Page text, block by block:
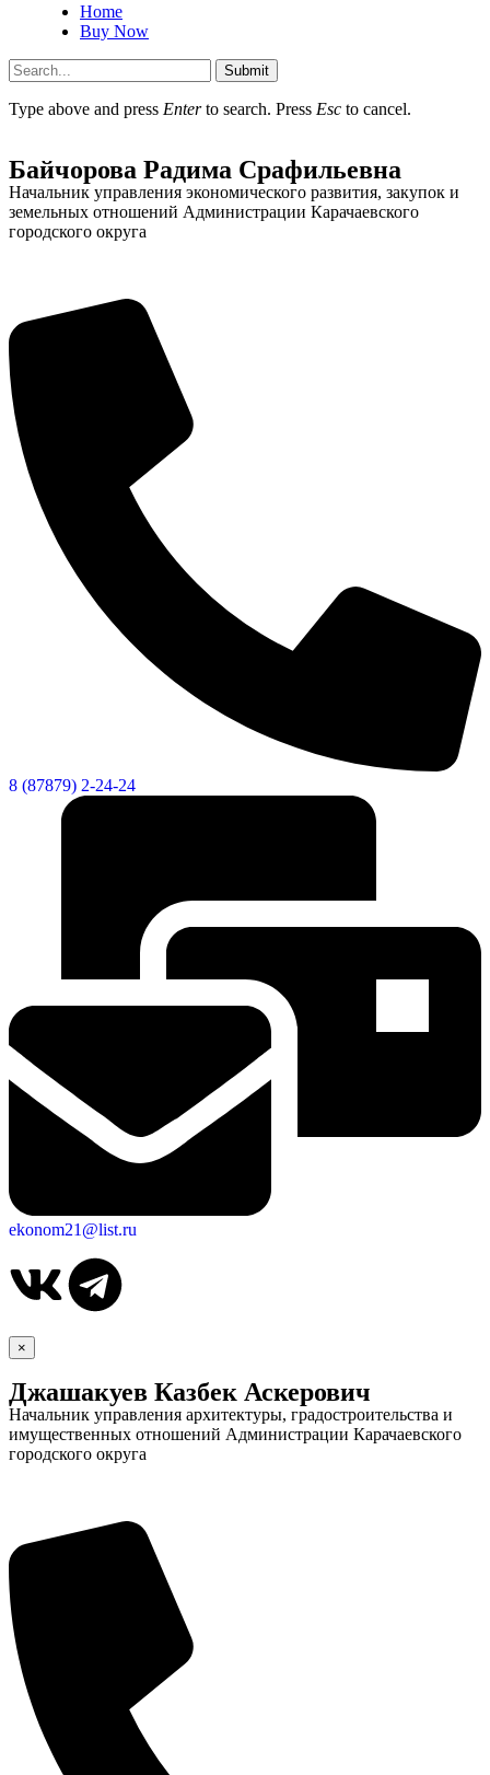
Home
Buy Now
Submit
Type above and press Enterto search. Press Esc to cancel.
Байчорова Радима Срафильевна
Начальник управления экономического развития, закупок и
земельных отношений Администрации Карачаевского
городского округа
8 (87879) 2-24-24
ekonom21@list.ru
×
Джашакуев Казбек Аскерович
Начальник управления архитектуры, градостроительства и
имущественных отношений Администрации Карачаевского
городского округа